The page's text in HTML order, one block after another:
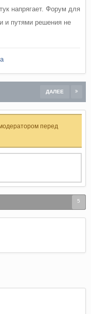
напрягает. Форум для
и путями решения не
ДАЛЕЕ
перед
5